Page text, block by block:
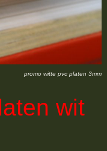
promo witte pvc platen 3mm
wit